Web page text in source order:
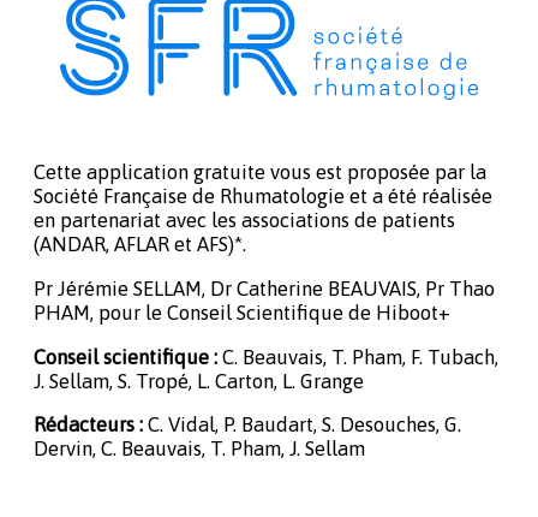
Cette application gratuite vous est proposée par la
Société Française de Rhumatologie et a été réalisée
en partenariat avec les associations de patients
(ANDAR, AFLAR et AFS)*.
Pr Jérémie SELLAM, Dr Catherine BEAUVAIS, Pr Thao
PHAM, pour le Conseil Scientifique de Hiboot+
Conseil scientifique : C. Beauvais, T. Pham, F. Tubach,
J. Sellam, S. Tropé, L. Carton, L. Grange
Rédacteurs : C. Vidal, P. Baudart, S. Desouches, G.
Dervin, C. Beauvais, T. Pham, J. Sellam